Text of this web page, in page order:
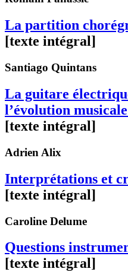
La partition
[texte intégral]
Santiago Quintans
La guitare
l’évolution
[texte intégral]
Adrien Alix
Interprétations et
[texte intégral]
Caroline Delume
Questions
[texte intégral]